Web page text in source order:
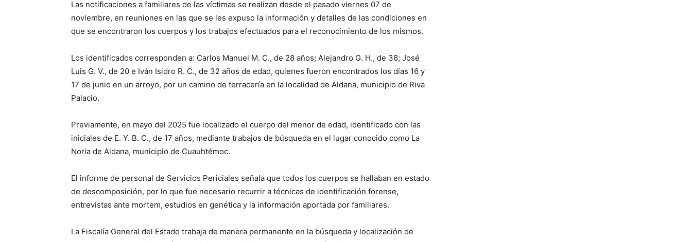
Las notificaciones a familiares de las víctimas se realizan desde el pasado viernes 07 de
noviembre, en reuniones en las que se les expuso la información y detalles de las condiciones en
que se encontraron los cuerpos y los trabajos efectuados para el reconocimiento de los mismos.
Los identificados corresponden a: Carlos Manuel M. C., de 28 años; Alejandro G. H., de 38; José
Luis G. V., de 20 e Iván Isidro R. C., de 32 años de edad, quienes fueron encontrados los días 16 y
17 de junio en un arroyo, por un camino de terracería en la localidad de Aldana, municipio de Riva
Palacio.
Previamente, en mayo del 2025 fue localizado el cuerpo del menor de edad, identificado con las
iniciales de E. Y. B. C., de 17 años, mediante trabajos de búsqueda en el lugar conocido como La
Noria de Aldana, municipio de Cuauhtémoc.
El informe de personal de Servicios Periciales señala que todos los cuerpos se hallaban en estado
de descomposición, por lo que fue necesario recurrir a técnicas de identificación forense,
entrevistas ante mortem, estudios en genética y la información aportada por familiares.
La Fiscalía General del Estado trabaja de manera permanente en la búsqueda y localización de